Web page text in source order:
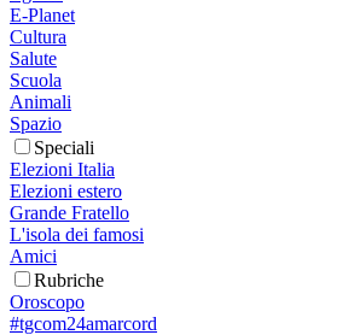
E-Planet
Cultura
Salute
Scuola
Animali
Spazio
Speciali
Elezioni Italia
Elezioni estero
Grande Fratello
L'isola dei famosi
Amici
Rubriche
Oroscopo
#tgcom24amarcord